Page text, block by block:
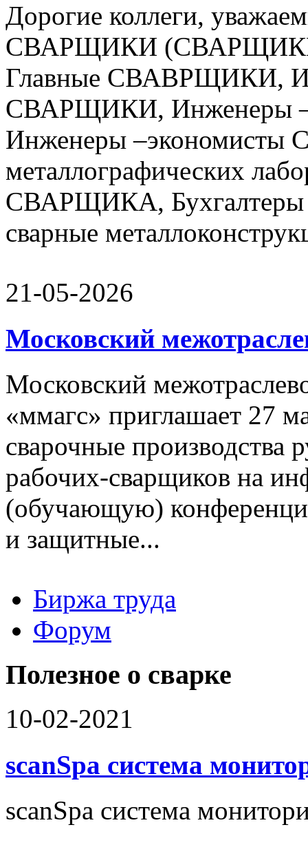
Дорогие коллеги,
СВАРЩИКИ (СВАРЩИКИ
Главные СВАВРЩИКИ,
СВАРЩИКИ, Инженеры
Инженеры
металлографических
СВАРЩИКА, Бухгалтеры
сварные
21-05-2026
Московский
Московский
«ммагс» приглашает 27
сварочные производства
рабочих-сварщиков на
(обучающую)
и защитные...
Биржа труда
Работодателю
Соискателю
Форум
Полезное о сварке
10-02-2021
scanSpa система
scanSpa система